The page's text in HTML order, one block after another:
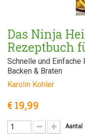
Das Ninja
Rezeptbuch
Schnelle und Einfache
Backen & Braten
Karolin Kohler
€ 19,99
Aantal